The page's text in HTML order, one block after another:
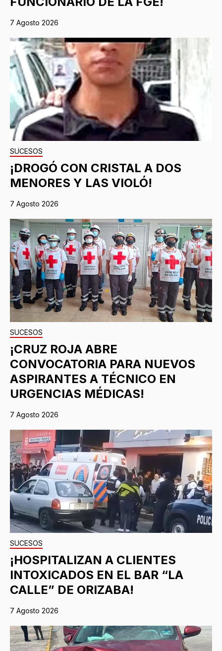
7 Agosto 2026
SUCESOS
¡DROGÓ CON CRISTAL A DOS
MENORES Y LAS VIOLÓ!
7 Agosto 2026
SUCESOS
¡CRUZ ROJA ABRE
CONVOCATORIA PARA NUEVOS
ASPIRANTES A TÉCNICO EN
URGENCIAS MÉDICAS!
7 Agosto 2026
SUCESOS
¡HOSPITALIZAN A CLIENTES
INTOXICADOS EN EL BAR “LA
CALLE” DE ORIZABA!
7 Agosto 2026